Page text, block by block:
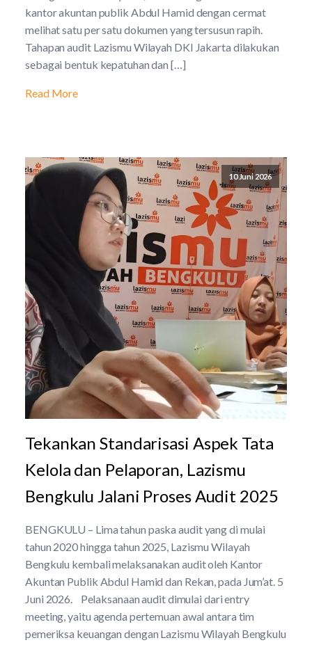
kantor akuntan publik Abdul Hamid dengan cermat
melihat satu per satu dokumen yang tersusun rapih.
Tahapan audit Lazismu Wilayah DKI Jakarta dilakukan
sebagai bentuk kepatuhan dan […]
Read More
10 Juni 2026
Tekankan Standarisasi Aspek Tata
Kelola dan Pelaporan, Lazismu
Bengkulu Jalani Proses Audit 2025
BENGKULU – Lima tahun paska audit yang di mulai
tahun 2020 hingga tahun 2025, Lazismu Wilayah
Bengkulu kembali melaksanakan audit oleh Kantor
Akuntan Publik Abdul Hamid dan Rekan, pada Jum’at. 5
Juni 2026. Pelaksanaan audit dimulai dari entry
meeting, yaitu agenda pertemuan awal antara tim
pemeriksa keuangan dengan Lazismu Wilayah Bengkulu